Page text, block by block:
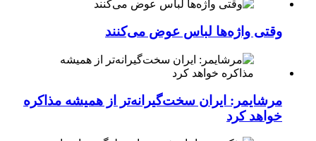
وقتی واژه‌ها لباس عوض می‌کنند
مرشایمر: ایران سخت‌گیرانه‌تر از همیشه مذاکره
خواهد کرد